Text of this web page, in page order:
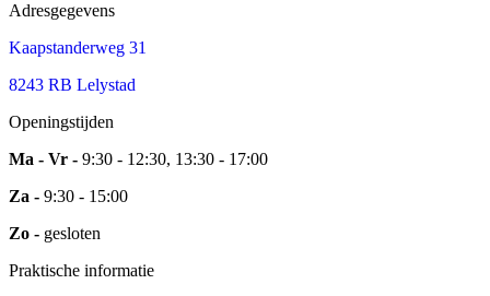
Adresgegevens
Kaapstanderweg 31
8243 RB Lelystad
Openingstijden
Ma - Vr - 9:30 - 12:30, 13:30 - 17:00
Za - 9:30 - 15:00
Zo - gesloten
Praktische informatie